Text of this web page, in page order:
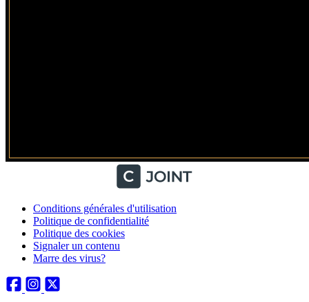
Conditions générales d'utilisation
Politique de confidentialité
Politique des cookies
Signaler un contenu
Marre des virus?